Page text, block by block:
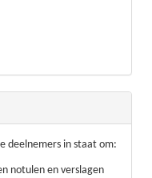
deelnemers in staat om:
notulen en verslagen